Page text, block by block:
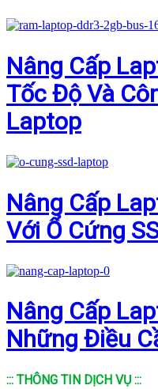
Nâng Cấp
Tốc Độ Và
Laptop
Nâng Cấp
Với Ổ Cứng
Nâng Cấp
Những Điều
::: THÔNG TIN DỊCH VỤ :::